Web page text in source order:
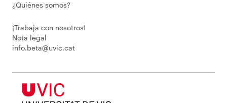
¿Quiénes somos?
¡Trabaja con nosotros!
Nota legal
info.beta@uvic.cat